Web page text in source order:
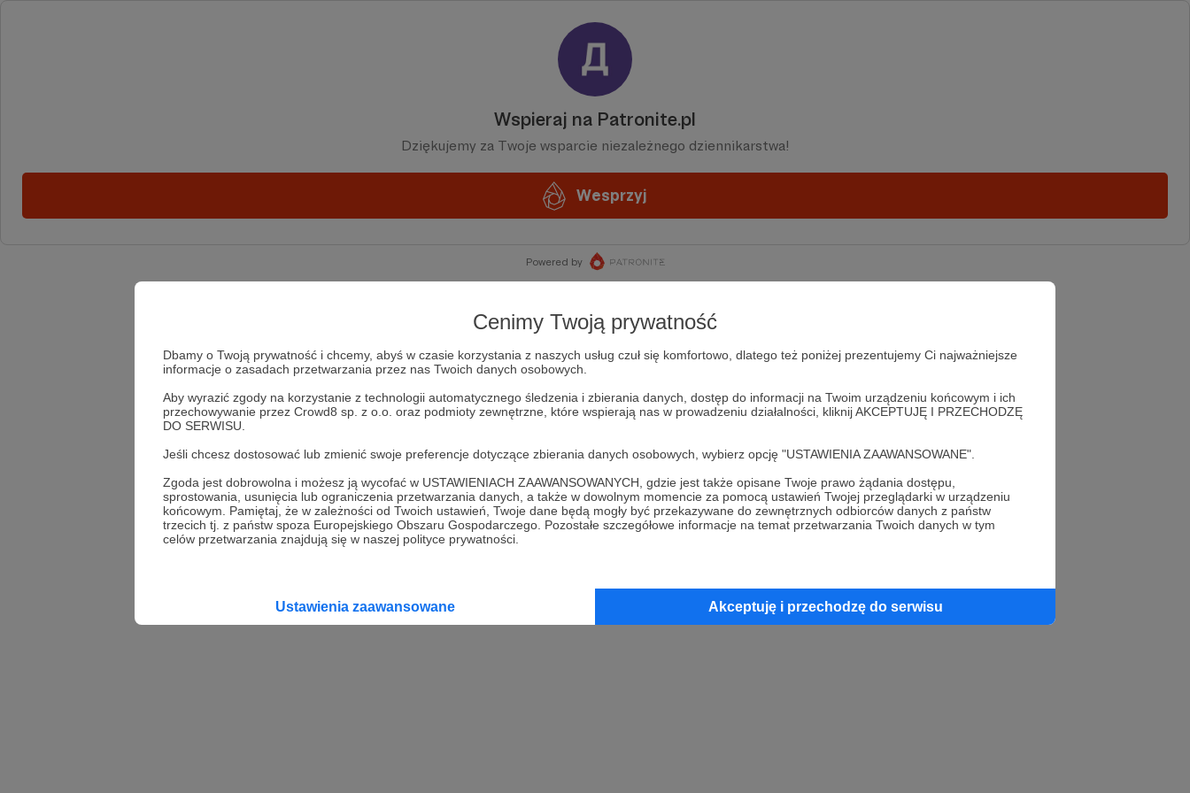
Cenimy Twoją prywatność
Dbamy o Twoją prywatność i chcemy, abyś w czasie korzystania z naszych usług czuł się komfortowo, dlatego też poniżej prezentujemy Ci najważniejsze
informacje o zasadach przetwarzania przez nas Twoich danych osobowych.
Aby wyrazić zgody na korzystanie z technologii automatycznego śledzenia i zbierania danych, dostęp do informacji na Twoim urządzeniu końcowym i ich
przechowywanie przez Crowd8 sp. z o.o. oraz podmioty zewnętrzne, które wspierają nas w prowadzeniu działalności, kliknij AKCEPTUJĘ I PRZECHODZĘ
DO SERWISU.
Jeśli chcesz dostosować lub zmienić swoje preferencje dotyczące zbierania danych osobowych, wybierz opcję "USTAWIENIA ZAAWANSOWANE".
Zgoda jest dobrowolna i możesz ją wycofać w USTAWIENIACH ZAAWANSOWANYCH, gdzie jest także opisane Twoje prawo żądania dostępu,
sprostowania, usunięcia lub ograniczenia przetwarzania danych, a także w dowolnym momencie za pomocą ustawień Twojej przeglądarki w urządzeniu
końcowym. Pamiętaj, że w zależności od Twoich ustawień, Twoje dane będą mogły być przekazywane do zewnętrznych odbiorców danych z państw
trzecich tj. z państw spoza Europejskiego Obszaru Gospodarczego. Pozostałe szczegółowe informacje na temat przetwarzania Twoich danych w tym
celów przetwarzania znajdują się w naszej polityce prywatności.
Ustawienia zaawansowane Akceptuję i przechodzę do serwisu
Wspieraj na Patronite.pl
Dziękujemy za Twoje wsparcie niezależnego dziennikarstwa!
Wesprzyj
Powered by